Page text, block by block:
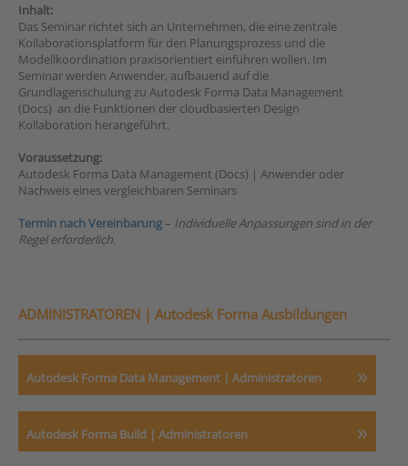
Inhalt:
Das Seminar richtet sich an Unternehmen, die eine zentrale
Kollaborationsplatform für den Planungsprozess und die
Modellkoordination praxisorientiert einführen wollen. Im
Seminar werden Anwender, aufbauend auf die
Grundlagenschulung zu Autodesk Forma Data Management
(Docs) an die Funktionen der cloudbasierten Design
Kollaboration herangeführt.
Voraussetzung:
Autodesk Forma Data Management (Docs) | Anwender oder
Nachweis eines vergleichbaren Seminars
Termin nach Vereinbarung– Individuelle Anpassungen sind in der
Regel erforderlich.
ADMINISTRATOREN | Autodesk Forma Ausbildungen
Autodesk Forma Data Management | Administratoren
Autodesk Forma Build | Administratoren